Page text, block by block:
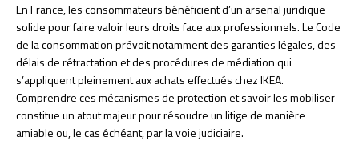
En France, les consommateurs bénéficient d’un arsenal juridique
solide pour faire valoir leurs droits face aux professionnels. Le Code
de la consommation prévoit notamment des garanties légales, des
délais de rétractation et des procédures de médiation qui
s’appliquent pleinement aux achats effectués chez IKEA.
Comprendre ces mécanismes de protection et savoir les mobiliser
constitue un atout majeur pour résoudre un litige de manière
amiable ou, le cas échéant, par la voie judiciaire.